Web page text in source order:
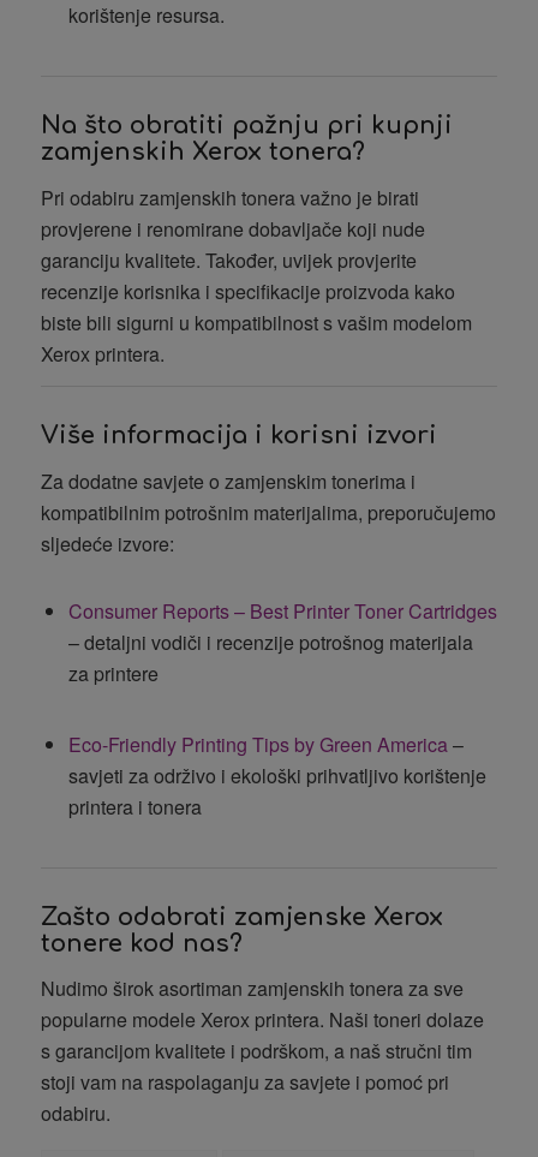
korištenje resursa.
Na što obratiti pažnju pri kupnji
zamjenskih Xerox tonera?
Pri odabiru zamjenskih tonera važno je birati
provjerene i renomirane dobavljače koji nude
garanciju kvalitete. Također, uvijek provjerite
recenzije korisnika i specifikacije proizvoda kako
biste bili sigurni u kompatibilnost s vašim modelom
Xerox printera.
Više informacija i korisni izvori
Za dodatne savjete o zamjenskim tonerima i
kompatibilnim potrošnim materijalima, preporučujemo
sljedeće izvore:
Consumer Reports – Best Printer Toner Cartridges
– detaljni vodiči i recenzije potrošnog materijala
za printere
Eco-Friendly Printing Tips by Green America–
savjeti za održivo i ekološki prihvatljivo korištenje
printera i tonera
Zašto odabrati zamjenske Xerox
tonere kod nas?
Nudimo širok asortiman zamjenskih tonera za sve
popularne modele Xerox printera. Naši toneri dolaze
s garancijom kvalitete i podrškom, a naš stručni tim
stoji vam na raspolaganju za savjete i pomoć pri
odabiru.